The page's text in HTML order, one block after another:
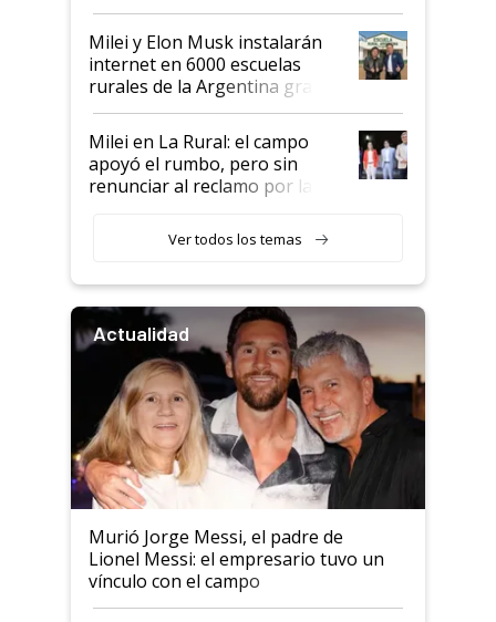
Milei y Elon Musk instalarán
internet en 6000 escuelas
rurales de la Argentina gracias
a un acuerdo con Starlink
Milei en La Rural: el campo
apoyó el rumbo, pero sin
renunciar al reclamo por las
Ver todos los temas
Actualidad
Murió Jorge Messi, el padre de
Lionel Messi: el empresario tuvo un
vínculo con el campo